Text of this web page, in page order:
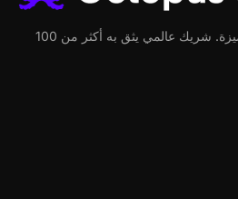
حلول برمجية ويب وجوال متميزة. شريك عالمي يثق به أكثر من 100